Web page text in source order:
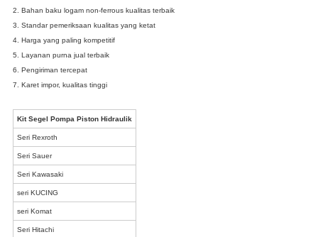
2. Bahan baku logam non-ferrous kualitas terbaik
3. Standar pemeriksaan kualitas yang ketat
4. Harga yang paling kompetitif
5. Layanan purna jual terbaik
6. Pengiriman tercepat
7. Karet impor, kualitas tinggi
Kit Segel Pompa Piston Hidraulik
Seri Rexroth
Seri Sauer
Seri Kawasaki
seri KUCING
seri Komat
Seri Hitachi